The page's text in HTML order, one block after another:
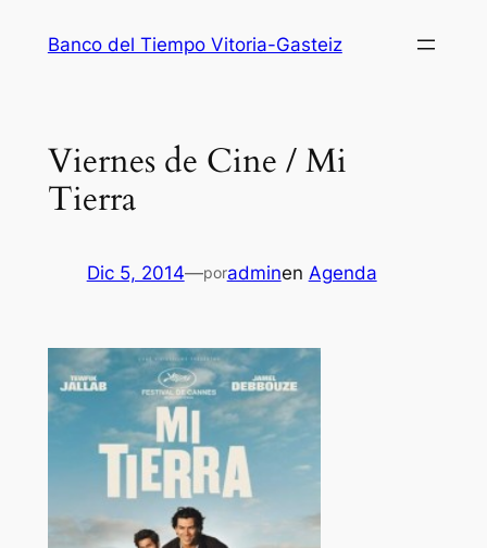
Banco del Tiempo Vitoria-Gasteiz
Viernes de Cine / Mi
Tierra
Dic 5, 2014—poradminen Agenda